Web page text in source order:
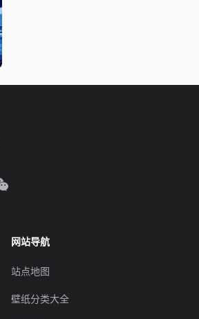
网站导航
站点地图
壁纸分类大全